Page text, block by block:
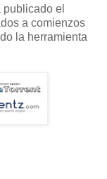
el
a comienzos
la herramienta